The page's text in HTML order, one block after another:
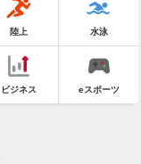
陸上 水泳
ビジネス eスポーツ